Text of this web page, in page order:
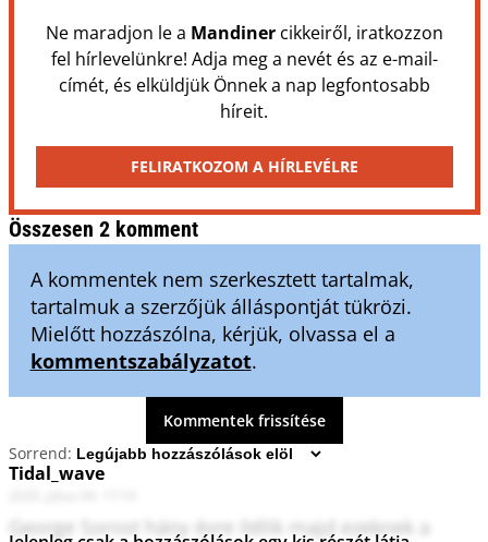
Ne maradjon le a Mandinercikkeiről, iratkozzon
fel hírlevelünkre! Adja meg a nevét és az e-mail-
címét, és elküldjük Önnek a nap legfontosabb
híreit.
FELIRATKOZOM A HÍRLEVÉLRE
Összesen 2 komment
A kommentek nem szerkesztett tartalmak,
tartalmuk a szerzőjük álláspontját tükrözi.
Mielőtt hozzászólna, kérjük, olvassa el a
kommentszabályzatot.
Kommentek frissítése
Sorrend:
Tidal_wave
George Sorost hány évre ítélik majd ezeknek a